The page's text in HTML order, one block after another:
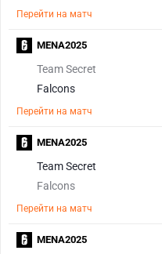
Перейти на матч
Team Secret
Falcons
Перейти на матч
MENA2025
Team Secret
Falcons
Перейти на матч
MENA2025
MENA2025